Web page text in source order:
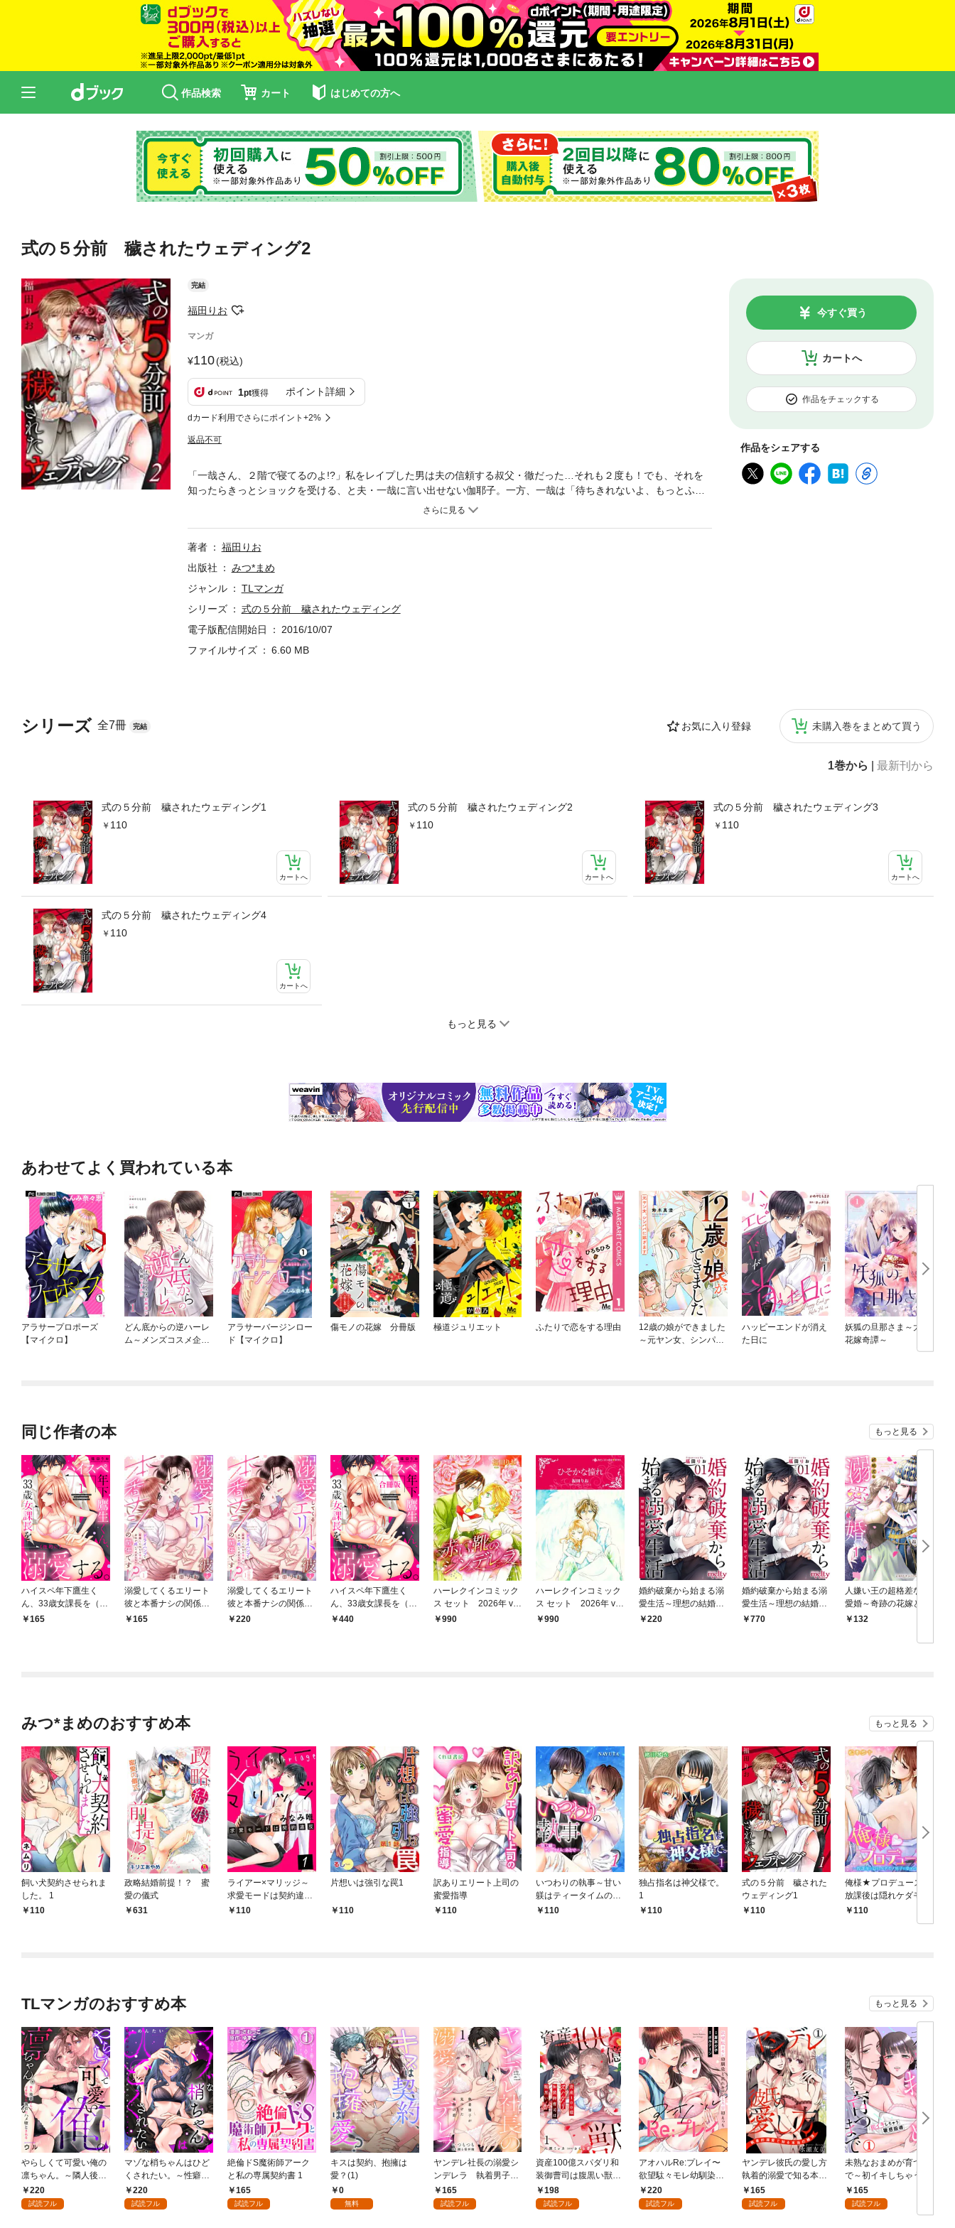
作品検索 カート はじめての方へ
式の５分前 穢されたウェディング2
完結
福田りお
マンガ
110(税込)
1pt獲得 ポイント詳細
dカード利用でさらにポイント+2%
返品不可
カートへ
今すぐ買う
作品をチェックする
作品をシェアする
シリーズ 全7冊 完結 お気に入り登録 未購入巻をまとめて買う
1巻から 最新刊から
式の５分前 穢されたウェディング1
110
カートへ
式の５分前 穢されたウェディング2
110
カートへ
式の５分前 穢されたウェディング3
110
カートへ
式の５分前 穢されたウェディング4
110
カートへ
もっと見る
「一哉さん、２階で寝てるのよ!?」私をレイプした男は夫の信頼する叔父・徹だった…それも２度も！でも、それを
知ったらきっとショックを受ける、と夫・一哉に言い出せない伽耶子。一方、一哉は「待ちきれないよ、もっとふた
りで仲良くなろう」と伽耶子を求め夫婦生活はより濃密に！そんな中、目に付いたのが夫の私設秘書・アリサ。なに
著者
福田りお
出版社
みつ*まめ
ジャンル
TLマンガ
シリーズ
式の５分前 穢されたウェディング
電子版配信開始日
2016/10/07
ファイルサイズ
6.60 MB
あわせてよく買われている本
アラサープロポーズ
【マイクロ】
どん底からの逆ハーレ
ム～メンズコスメ企画
アラサーバージンロー
ド【マイクロ】
傷モノの花嫁 分冊版 極道ジュリエット ふたりで恋をする理由
12歳の娘ができました
～元ヤン女、シンパパ
ハッピーエンドが消え
た日に
妖狐の旦那さま～大正
花嫁奇譚～
同じ作者の本 もっと見る
ハイスペ年下鷹生く
ん、33歳女課長を（性
的に）溺愛する。 act.
165
溺愛してくるエリート
彼と本番ナシの関係で
す！？ ドライハンプで
165
溺愛してくるエリート
彼と本番ナシの関係で
す！？ ドライハンプで
220
ハイスペ年下鷹生く
ん、33歳女課長を（性
的に）溺愛する。【合
440
ハーレクインコミック
ス セット 2026年 vo
l.799
990
ハーレクインコミック
ス セット 2026年 vo
l.798
990
婚約破棄から始まる溺
愛生活～理想の結婚相
手って何ですか？～ 1
220
婚約破棄から始まる溺
愛生活～理想の結婚相
手って何ですか？～
770
人嫌い王の超格差な溺
愛婚～奇跡の花嫁と秘
蜜の部屋～【分冊版】
132
みつ*まめのおすすめ本 もっと見る
飼い犬契約させられま
した。 1
110
政略結婚前提！？ 蜜
愛の儀式
631
ライアー×マリッジ～
求愛モードは契約違反
～1110
片想いは強引な罠1
110
訳ありエリート上司の
蜜愛指導
110
いつわりの執事～甘い
躾はティータイムのあ
とで～1
110
独占指名は神父様で。
1
110
式の５分前 穢された
ウェディング1
110
俺様★プロデュース～
放課後は隠れケダモノ
男子に染められて～ 1
110
TLマンガのおすすめ本 もっと見る
やらしくて可愛い俺の
凛ちゃん。～隣人後輩
くんのイキすぎた執着
にハメ堕とされる～(1)
220
試読フル
マゾな梢ちゃんはひど
くされたい。～性癖マ
ッチした後輩と欲望の
ままにセックスしたら
220
試読フル
絶倫ドS魔術師アーク
と私の専属契約書 1
165
試読フル
キスは契約、抱擁は
愛？(1)
0
無料
ヤンデレ社長の溺愛シ
ンデレラ 執着男子が
見つけた本物の恋 1
165
試読フル
資産100億スパダリ和
装御曹司は腹黒い獣～
イジワルな指遣いから
感じる圧倒的快感～ 1
198
試読フル
アオハルRe:プレイ〜
欲望駄々モレ幼馴染と
焦れキュンとろ甘初え
っち〜（１）
220
試読フル
ヤンデレ彼氏の愛し方
執着的溺愛で知る本当
の絶頂 1
165
試読フル
未熟なおまめが育つま
で～初イキしちゃう敏
感指導～1
165
試読フル